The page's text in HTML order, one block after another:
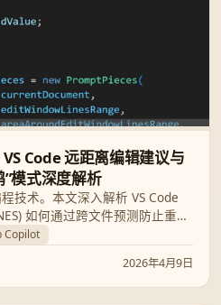
Code 远距离编辑建议与
模式深度解析
技术。本文深入解析 VS Code
如何通过跨文件预测防止重构
利用“双模型协作”的 Rubber
75%。
Copilot
2026年4月9日